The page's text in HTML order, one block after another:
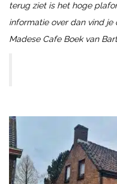
terug ziet is het hoge
informatie over dan vind
Madese Cafe Boek van